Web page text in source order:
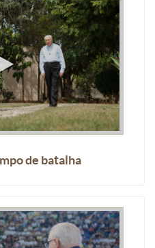
de batalha